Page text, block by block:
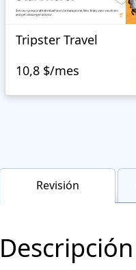
Tripster Travel
10,8 $/mes
Revisión
Descripción